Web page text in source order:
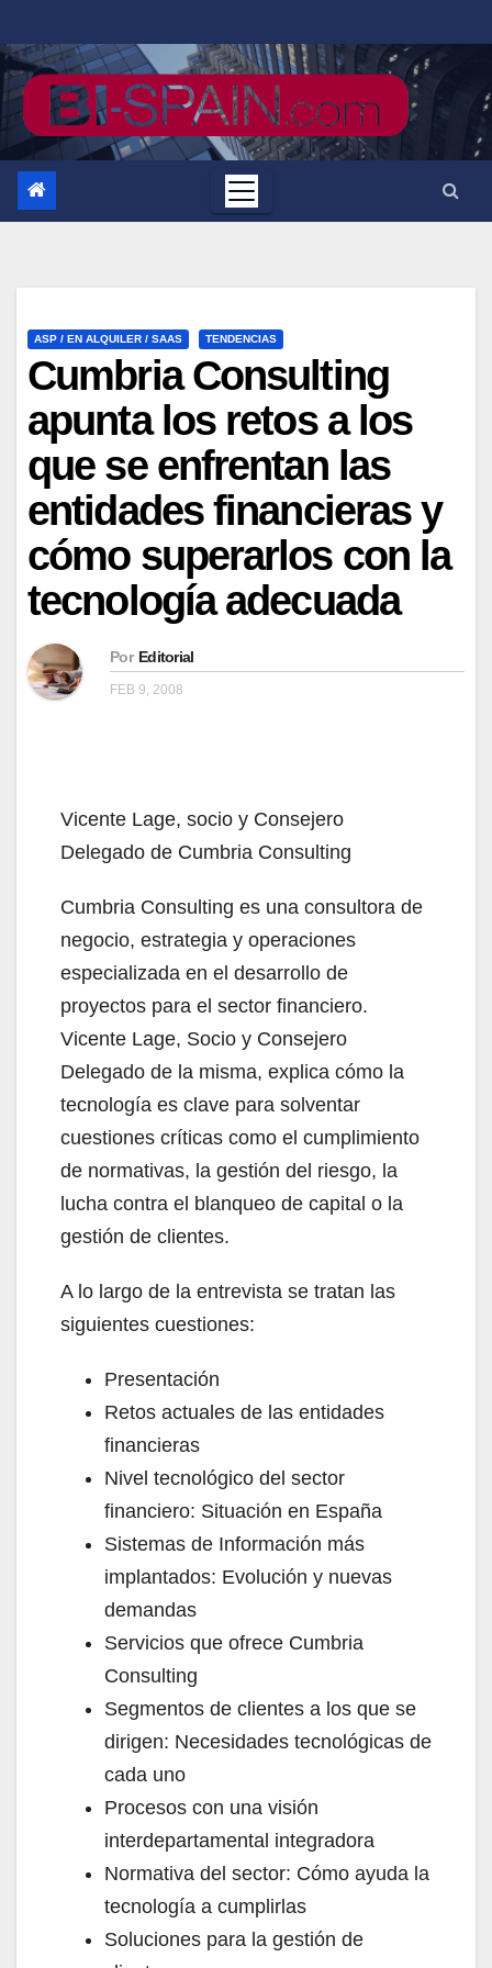
al
contenido
ASP / EN ALQUILER / SAAS TENDENCIAS
Cumbria Consulting
apunta los retos a los
que se enfrentan las
entidades financieras y
cómo superarlos con la
tecnología adecuada
Por Editorial
FEB 9, 2008
Vicente Lage, socio y Consejero
Delegado de Cumbria Consulting
Cumbria Consulting es una consultora de
negocio, estrategia y operaciones
especializada en el desarrollo de
proyectos para el sector financiero.
Vicente Lage, Socio y Consejero
Delegado de la misma, explica cómo la
tecnología es clave para solventar
cuestiones críticas como el cumplimiento
de normativas, la gestión del riesgo, la
lucha contra el blanqueo de capital o la
gestión de clientes.
A lo largo de la entrevista se tratan las
siguientes cuestiones:
Presentación
Retos actuales de las entidades
financieras
Nivel tecnológico del sector
financiero: Situación en España
Sistemas de Información más
implantados: Evolución y nuevas
demandas
Servicios que ofrece Cumbria
Consulting
Segmentos de clientes a los que se
dirigen: Necesidades tecnológicas de
cada uno
Procesos con una visión
interdepartamental integradora
Normativa del sector: Cómo ayuda la
tecnología a cumplirlas
Soluciones para la gestión de